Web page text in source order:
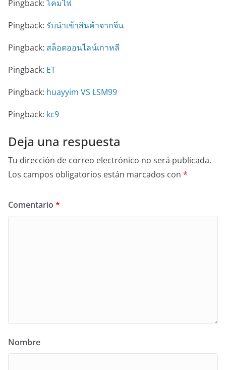
Pingback: โคมไฟ
Pingback: รับนำเข้าสินค้าจากจีน
Pingback: สล็อตออนไลน์เกาหลี
Pingback: ET
Pingback: huayyim VS LSM99
Pingback: kc9
Deja una respuesta
Tu dirección de correo electrónico no será publicada.
Los campos obligatorios están marcados con *
Comentario *
Nombre